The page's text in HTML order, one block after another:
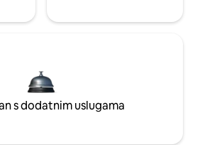
s dodatnim uslugama